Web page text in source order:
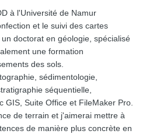
à l'Université de Namur
et le suivi des cartes
doctorat en géologie, spécialisé
une formation
des sols.
sédimentologie,
séquentielle,
GIS, Suite Office et FileMaker Pro.
de terrain et j'aimerai mettre à
de manière plus concrète en